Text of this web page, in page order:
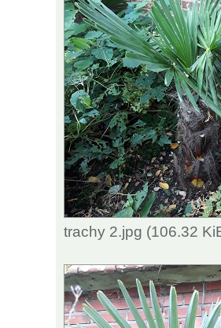
trachy 2.jpg (106.32